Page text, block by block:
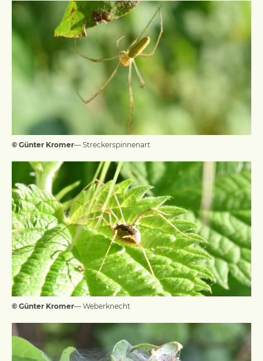
© Günter Kromer— Streckerspinnenart
© Günter Kromer— Weberknecht